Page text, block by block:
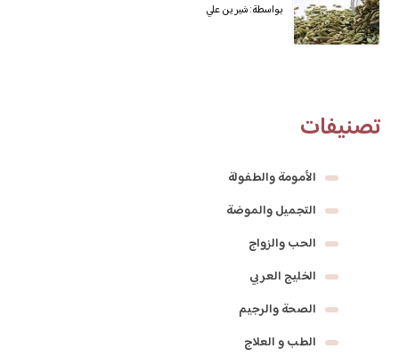
بواسطة: شيرين علي
تصنيفات
الأمومة والطفولة
التجميل والموضة
الحب والزواج
الخليج العربي
الصحة والرجيم
الطب و العلاج